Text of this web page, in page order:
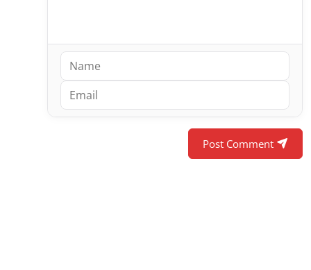
Post Comment